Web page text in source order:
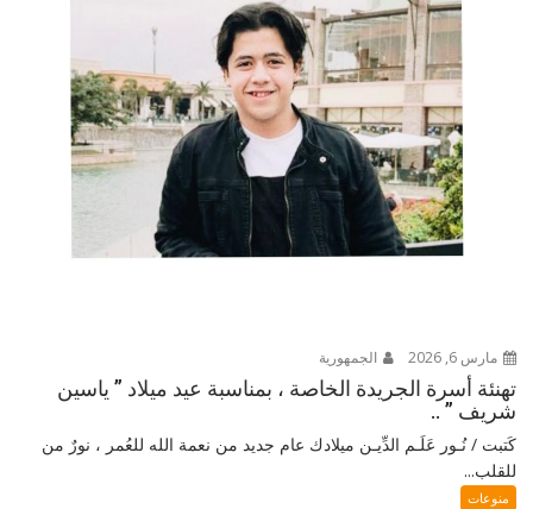
مارس 6, 2026 الجمهورية
تهنئة أسرة الجريدة الخاصة ، بمناسبة عيد ميلاد ” ياسين
شريف ” ..
كَتبت / نُـور عَلَـم الدِّيـن ميلادك عام جديد من نعمة الله للعُمر ، نورٌ من
للقلب...
منوعات